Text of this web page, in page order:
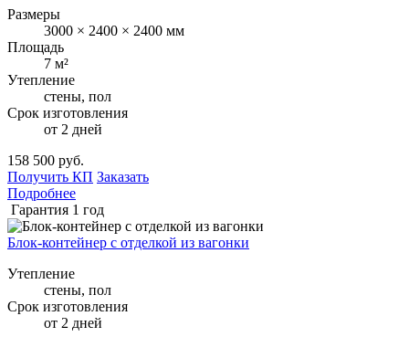
Размеры
3000 × 2400 × 2400 мм
Площадь
7 м²
Утепление
стены, пол
Срок изготовления
от 2 дней
158 500 руб.
Получить КП Заказать
Подробнее
Гарантия 1 год
Блок-контейнер с отделкой из вагонки
Утепление
стены, пол
Срок изготовления
от 2 дней